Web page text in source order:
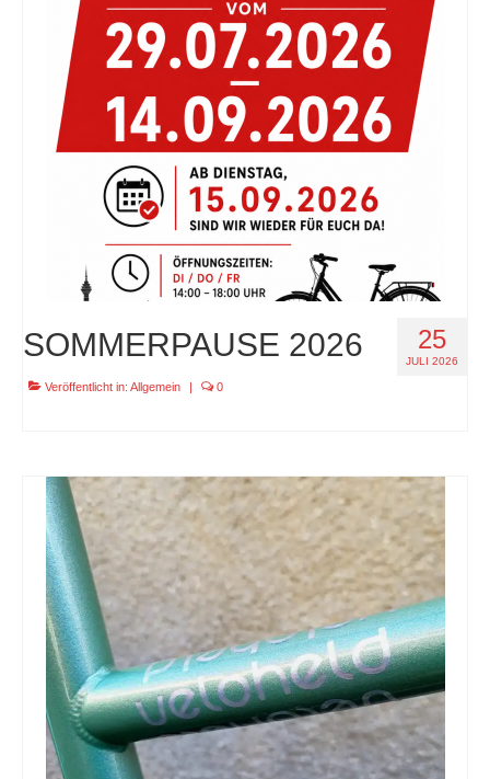
kalender
specials
tout terrain pamir / appia / belair / divide
urban arrow familynext pro / 2026 / 100nm
impressum
25
JULI 2026
SOMMERPAUSE 2026
Veröffentlicht in: Allgemein | 0